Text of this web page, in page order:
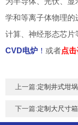
学和等离子体物理的
计算、神经形态芯片
CVD电炉 ！或者点
上一篇:定制井式坩
下一篇:定制大尺寸